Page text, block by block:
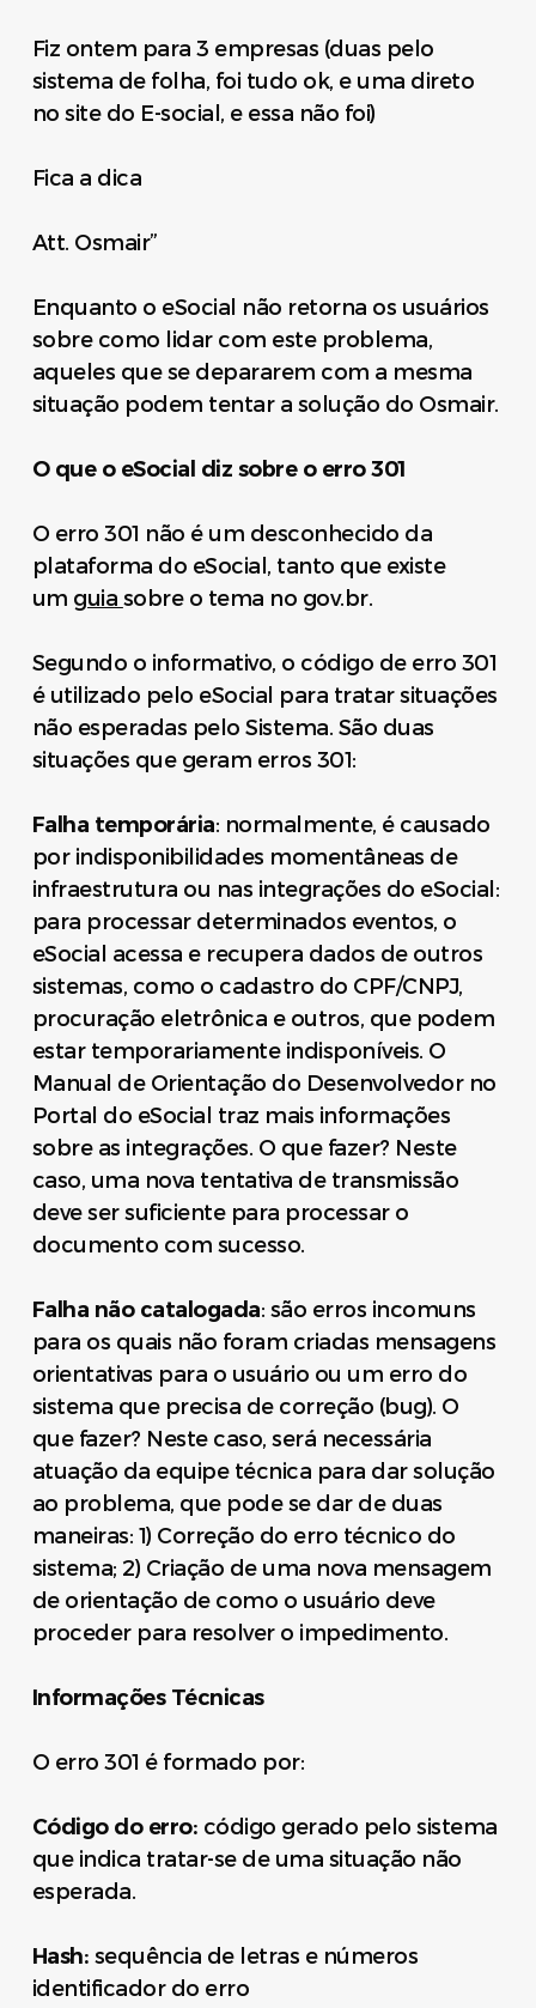
Fiz ontem para 3 empresas (duas pelo
sistema de folha, foi tudo ok, e uma direto
no site do E-social, e essa não foi)
Fica a dica
Att. Osmair”
Enquanto o eSocial não retorna os usuários
sobre como lidar com este problema,
aqueles que se depararem com a mesma
situação podem tentar a solução do Osmair.
O que o eSocial diz sobre o erro 301
O erro 301 não é um desconhecido da
plataforma do eSocial, tanto que existe
um guia sobre o tema no gov.br.
Segundo o informativo, o código de erro 301
é utilizado pelo eSocial para tratar situações
não esperadas pelo Sistema. São duas
situações que geram erros 301:
Falha temporária: normalmente, é causado
por indisponibilidades momentâneas de
infraestrutura ou nas integrações do eSocial:
para processar determinados eventos, o
eSocial acessa e recupera dados de outros
sistemas, como o cadastro do CPF/CNPJ,
procuração eletrônica e outros, que podem
estar temporariamente indisponíveis. O
Manual de Orientação do Desenvolvedor no
Portal do eSocial traz mais informações
sobre as integrações. O que fazer? Neste
caso, uma nova tentativa de transmissão
deve ser suficiente para processar o
documento com sucesso.
Falha não catalogada: são erros incomuns
para os quais não foram criadas mensagens
orientativas para o usuário ou um erro do
sistema que precisa de correção (bug). O
que fazer? Neste caso, será necessária
atuação da equipe técnica para dar solução
ao problema, que pode se dar de duas
maneiras: 1) Correção do erro técnico do
sistema; 2) Criação de uma nova mensagem
de orientação de como o usuário deve
proceder para resolver o impedimento.
Informações Técnicas
O erro 301 é formado por:
Código do erro: código gerado pelo sistema
que indica tratar-se de uma situação não
esperada.
Hash: sequência de letras e números
identificador do erro